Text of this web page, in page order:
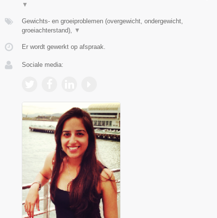
▼
Gewichts- en groeiproblemen (overgewicht, ondergewicht,
groeiachterstand),
▼
Er wordt gewerkt op afspraak.
Sociale media: